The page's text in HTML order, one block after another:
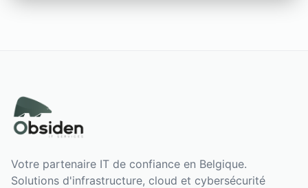
Votre partenaire IT de confiance en Belgique.
Solutions d'infrastructure, cloud et cybersécurité